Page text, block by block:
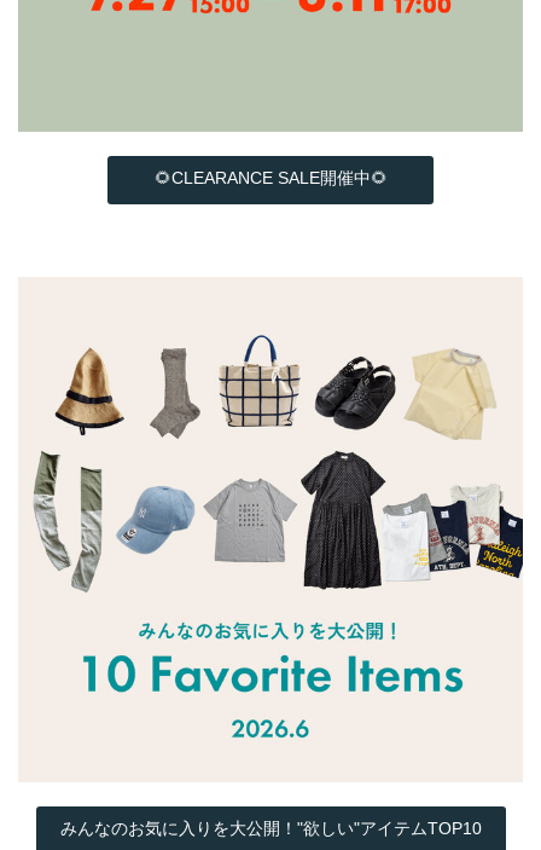
🌻CLEARANCE SALE開催中🌻
みんなのお気に入りを大公開！"欲しい"アイテムTOP10